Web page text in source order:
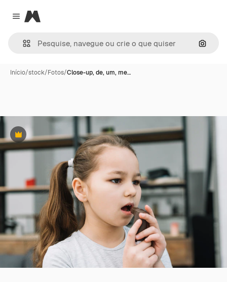
Close menu
Magnific
Início/stock/Fotos/Close-up, de, um, me…
Premium